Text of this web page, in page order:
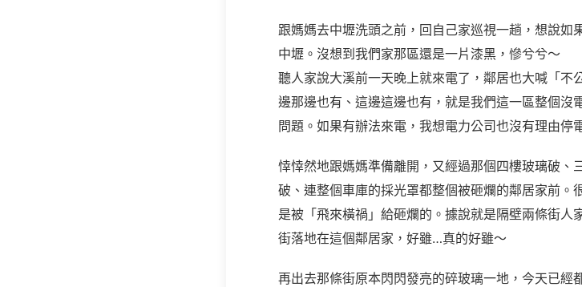
跟媽媽去中壢洗頭之前，回自己家巡視一趟，想說如
中壢。沒想到我們家那區還是一片漆黑，慘兮兮～
聽人家說大溪前一天晚上就來電了，鄰居也大喊「不
邊那邊也有、這邊這邊也有，就是我們這一區整個沒
問題。如果有辦法來電，我想電力公司也沒有理由停
悻悻然地跟媽媽準備離開，又經過那個四樓玻璃破、
破、連整個車庫的採光罩都整個被砸爛的鄰居家前。
是被「飛來橫禍」給砸爛的。據說就是隔壁兩條街人
街落地在這個鄰居家，好雖…真的好雖～
再出去那條街原本閃閃發亮的碎玻璃一地，今天已經